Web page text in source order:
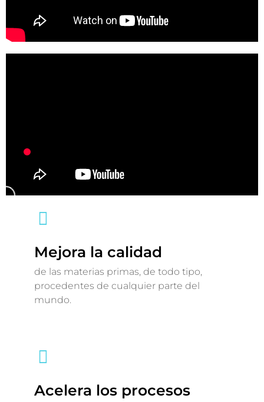
Mejora la calidad
de las materias primas, de todo tipo,
procedentes de cualquier parte del
mundo.
Acelera los procesos